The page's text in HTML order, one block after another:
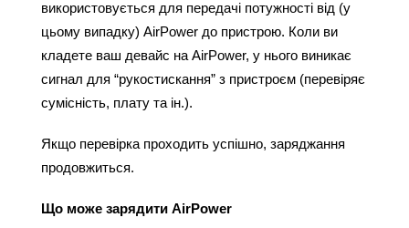
використовується для передачі потужності від (у
цьому випадку) AirPower до пристрою. Коли ви
кладете ваш девайс на AirPower, у нього виникає
сигнал для “рукостискання” з пристроєм (перевіряє
сумісність, плату та ін.).
Якщо перевірка проходить успішно, заряджання
продовжиться.
Що може зарядити AirPower